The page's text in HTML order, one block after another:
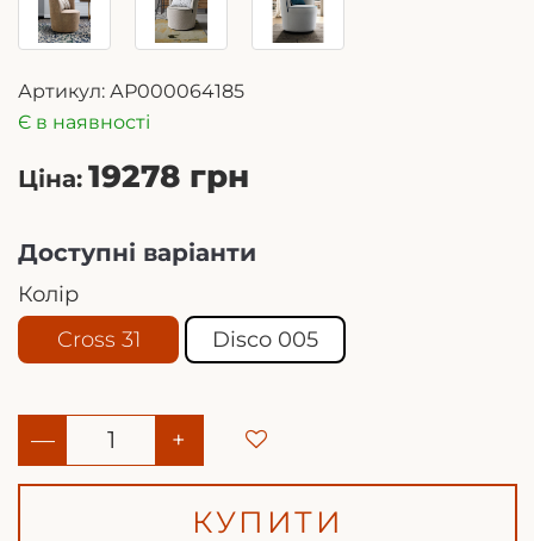
Артикул: АР000064185
Є в наявності
Ціна: 19278 грн
Доступні варіанти
Колір
Cross 31
Disco 005
— +
КУПИТИ